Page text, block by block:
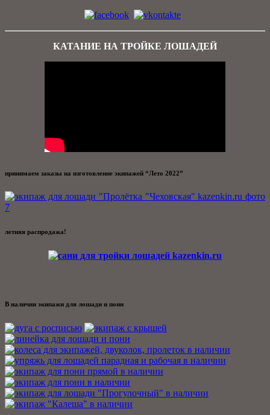
КАТАНИЕ НА ТРОЙКЕ ЛОШАДЕЙ
принимаем заказы на изготовление экипажей “Лето 2022”
летняя распродажа!
В наличии экипажи для лошади и пони